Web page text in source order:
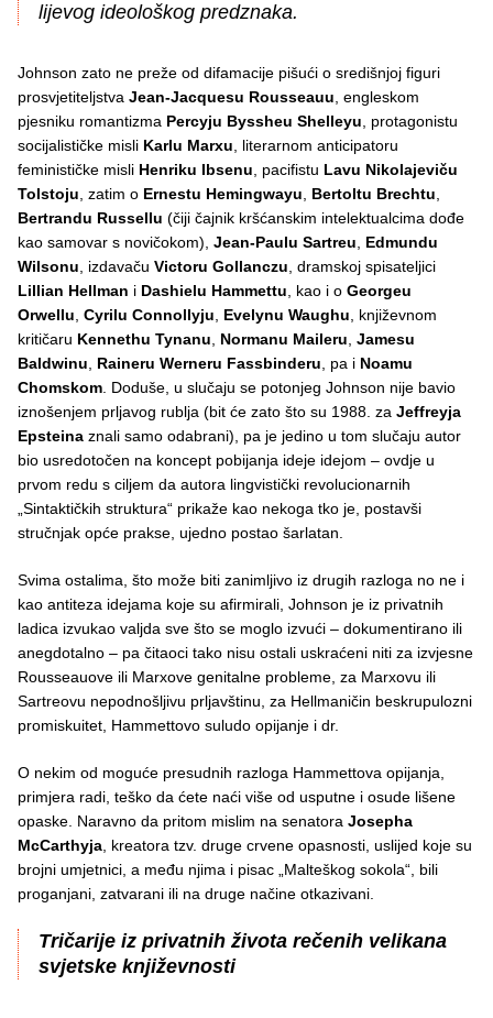
lijevog ideološkog predznaka.
Johnson zato ne preže od difamacije pišući o središnjoj figuri
prosvjetiteljstva Jean-Jacquesu Rousseauu, engleskom
pjesniku romantizma Percyju Byssheu Shelleyu, protagonistu
socijalističke misli Karlu Marxu, literarnom anticipatoru
feminističke misli Henriku Ibsenu, pacifistu Lavu Nikolajeviču
Tolstoju, zatim o Ernestu Hemingwayu, Bertoltu Brechtu,
Bertrandu Russellu (čiji čajnik kršćanskim intelektualcima dođe
kao samovar s novičokom), Jean-Paulu Sartreu, Edmundu
Wilsonu, izdavaču Victoru Gollanczu, dramskoj spisateljici
Lillian Hellman i Dashielu Hammettu, kao i o Georgeu
Orwellu, Cyrilu Connollyju, Evelynu Waughu, književnom
kritičaru Kennethu Tynanu, Normanu Maileru, Jamesu
Baldwinu, Raineru Werneru Fassbinderu, pa i Noamu
Chomskom. Doduše, u slučaju se potonjeg Johnson nije bavio
iznošenjem prljavog rublja (bit će zato što su 1988. za Jeffreyja
Epsteina znali samo odabrani), pa je jedino u tom slučaju autor
bio usredotočen na koncept pobijanja ideje idejom – ovdje u
prvom redu s ciljem da autora lingvistički revolucionarnih
„Sintaktičkih struktura“ prikaže kao nekoga tko je, postavši
stručnjak opće prakse, ujedno postao šarlatan.
Svima ostalima, što može biti zanimljivo iz drugih razloga no ne i
kao antiteza idejama koje su afirmirali, Johnson je iz privatnih
ladica izvukao valjda sve što se moglo izvući – dokumentirano ili
anegdotalno – pa čitaoci tako nisu ostali uskraćeni niti za izvjesne
Rousseauove ili Marxove genitalne probleme, za Marxovu ili
Sartreovu nepodnošljivu prljavštinu, za Hellmaničin beskrupulozni
promiskuitet, Hammettovo suludo opijanje i dr.
O nekim od moguće presudnih razloga Hammettova opijanja,
primjera radi, teško da ćete naći više od usputne i osude lišene
opaske. Naravno da pritom mislim na senatora Josepha
McCarthyja, kreatora tzv. druge crvene opasnosti, uslijed koje su
brojni umjetnici, a među njima i pisac „Malteškog sokola“, bili
proganjani, zatvarani ili na druge načine otkazivani.
Tričarije iz privatnih života rečenih velikana
svjetske književnosti